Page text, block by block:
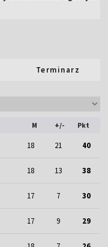
Terminarz
M +/- Pkt
18 21 40
18 13 38
17 7 30
17 9 29